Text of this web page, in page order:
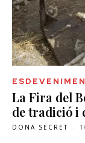
La Fira del
de tradició i
DONA SECRET -